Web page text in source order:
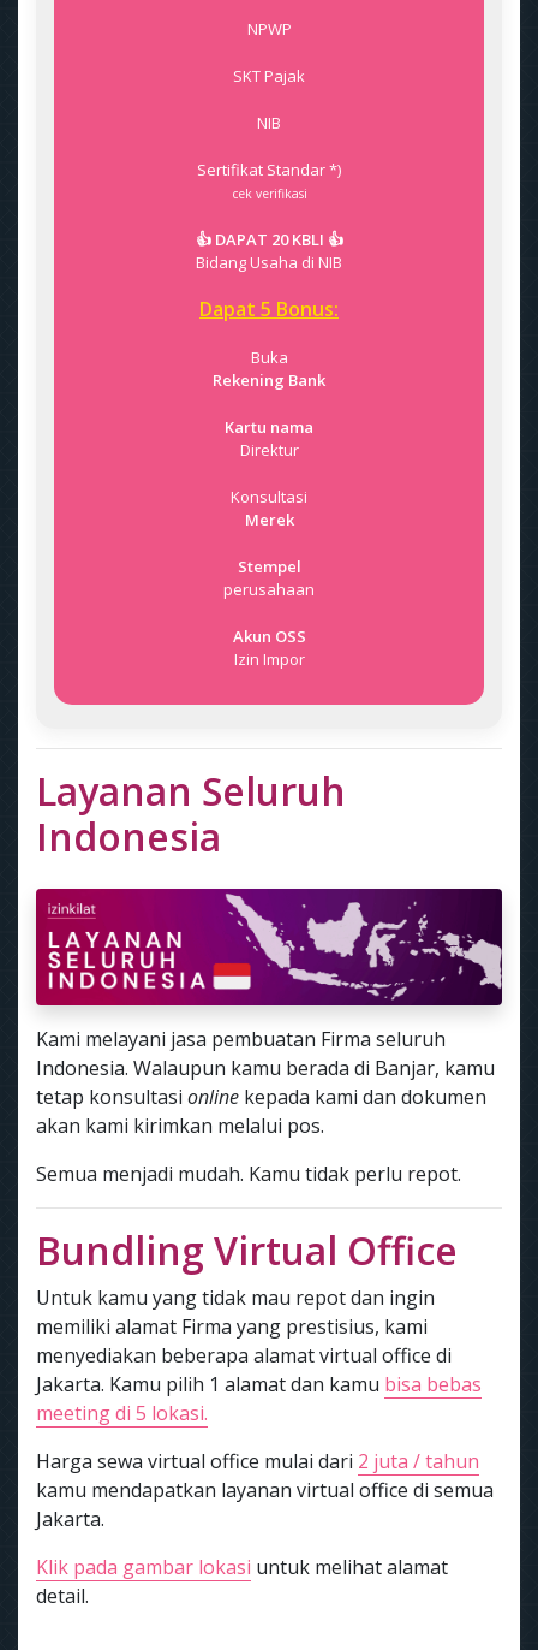
NPWP
SKT Pajak
NIB
Sertifikat Standar *)
cek verifikasi
👍 DAPAT 20 KBLI 👍
Bidang Usaha di NIB
Dapat 5 Bonus:
Buka
Rekening Bank
Kartu nama
Direktur
Konsultasi
Merek
Stempel
perusahaan
Akun OSS
Izin Impor
Layanan Seluruh
Indonesia
Kami melayani jasa pembuatan Firma seluruh
Indonesia. Walaupun kamu berada di Banjar, kamu
tetap konsultasi online kepada kami dan dokumen
akan kami kirimkan melalui pos.
Semua menjadi mudah. Kamu tidak perlu repot.
Bundling Virtual Office
Untuk kamu yang tidak mau repot dan ingin
memiliki alamat Firma yang prestisius, kami
menyediakan beberapa alamat virtual office di
Jakarta. Kamu pilih 1 alamat dan kamu bisa bebas
meeting di 5 lokasi.
Harga sewa virtual office mulai dari 2 juta / tahun
kamu mendapatkan layanan virtual office di semua
Jakarta.
Klik pada gambar lokasi untuk melihat alamat
detail.